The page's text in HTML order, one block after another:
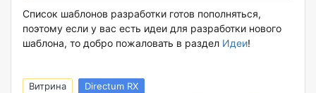
Список шаблонов разработки готов пополняться,
поэтому если у вас есть идеи для разработки нового
шаблона, то добро пожаловать в раздел Идеи!
Витрина
Directum RX